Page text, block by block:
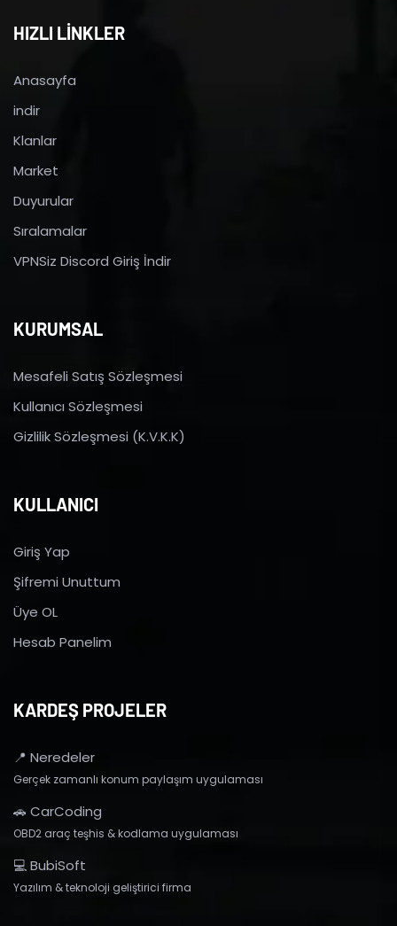
HIZLI LİNKLER
Anasayfa
indir
Klanlar
Market
Duyurular
Sıralamalar
VPNSiz Discord Giriş İndir
KURUMSAL
Mesafeli Satış Sözleşmesi
Kullanıcı Sözleşmesi
Gizlilik Sözleşmesi (K.V.K.K)
KULLANICI
Giriş Yap
Şifremi Unuttum
Üye OL
Hesab Panelim
KARDEŞ PROJELER
📍 Neredeler
Gerçek zamanlı konum paylaşım uygulaması
🚗 CarCoding
OBD2 araç teşhis & kodlama uygulaması
💻 BubiSoft
Yazılım & teknoloji geliştirici firma